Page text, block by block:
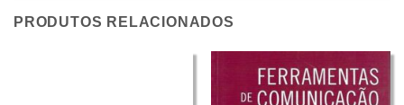
PRODUTOS RELACIONADOS